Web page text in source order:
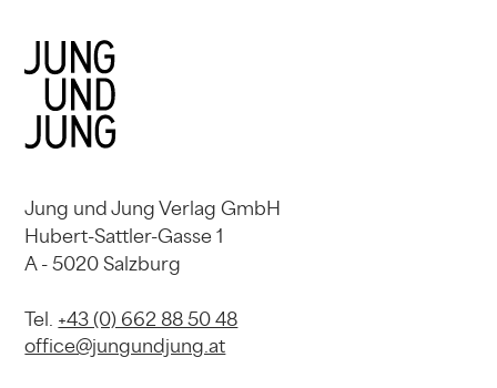
Jung und Jung Verlag GmbH
Hubert-Sattler-Gasse 1
A - 5020 Salzburg
Tel. +43 (0) 662 88 50 48
office@jungundjung.at